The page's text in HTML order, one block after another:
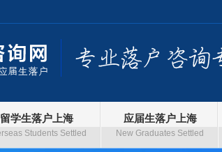
留学生落户上海
Students Settled
应届生落户上海
New Graduates Settled